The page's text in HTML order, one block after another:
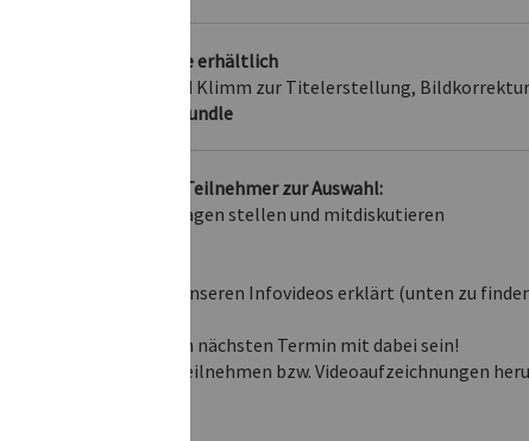
Fusion-Seminar-Bundle erhältlich
Seminare mit Bernd Klimm zur Titelerstellung,
Spar-Bundle
stehen Ihnen als Teilnehmer zur Auswahl:
Mikrofon oder Chat Fragen stellen und mitdiskutieren
das geht, wird in unseren Infovideos erklärt (unten zu
anmelden und beim nächsten Termin mit dabei sein!
an allen Terminen teilnehmen bzw. Videoaufzeichnungen